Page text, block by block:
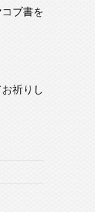
ブ書を
祈りし